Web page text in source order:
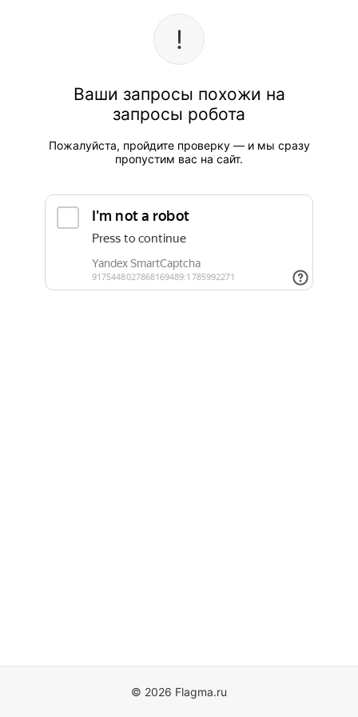
Ваши запросы похожи на
запросы робота
Пожалуйста, пройдите проверку — и мы сразу
пропустим вас на сайт.
© 2026 Flagma.ru